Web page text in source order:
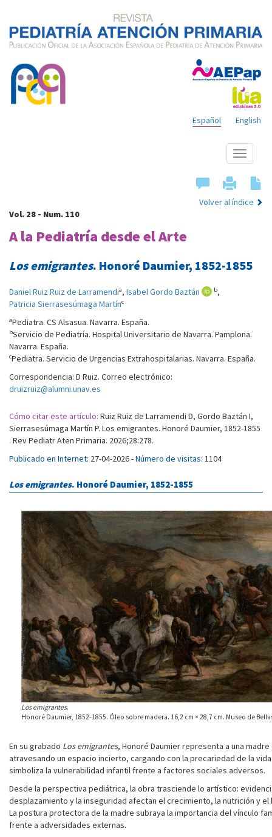
English
Español
Mostrar
menú
Volver al índice
Vol. 28 - Num. 110
A la Pediatría desde el Arte
Los emigrantes. Honoré Daumier, 1852-1855
Daniel Ruiz Ruiz de Larramendia, Isabel Gordo Baztán b,
Patricia Sierrasesúmaga Martínc
aPediatra. CS Alsasua. Navarra. España.
bServicio de Pediatría. Hospital Universitario de Navarra. Pamplona.
Navarra. España.
cPediatra. Servicio de Urgencias Extrahospitalarias. Navarra. España.
Correspondencia: D Ruiz. Correo electrónico:
druizruiz@alumni.unav.es
Cómo citar este artículo: Ruiz Ruiz de Larramendi D, Gordo Baztán I,
Sierrasesúmaga Martín P. Los emigrantes. Honoré Daumier, 1852-1855
. Rev Pediatr Aten Primaria. 2026;28:278.
Publicado en Internet: 27-04-2026 -Número de visitas: 1104
Los emigrantes. Honoré Daumier, 1852-1855
Los emigrantes.
Honoré Daumier, 1852-1855. Óleo sobre madera. 16,2 cm × 28,7 cm. Museo de
En su grabado Los emigrantes, Honoré Daumier representa a una
atravesando un espacio incierto, cargando con la precariedad de la vida
simboliza la vulnerabilidad infantil frente a factores sociales adversos.
Desde la perspectiva pediátrica, la obra trasciende lo artístico:
desplazamiento y la inseguridad afectan el crecimiento, la nutrición y
La postura protectora de la madre subraya la importancia del vínculo
frente a adversidades externas.